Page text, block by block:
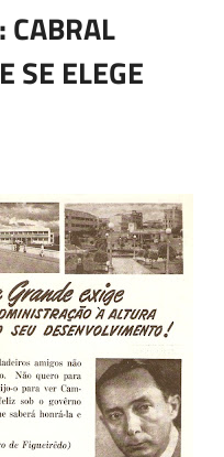
SE ELEGE